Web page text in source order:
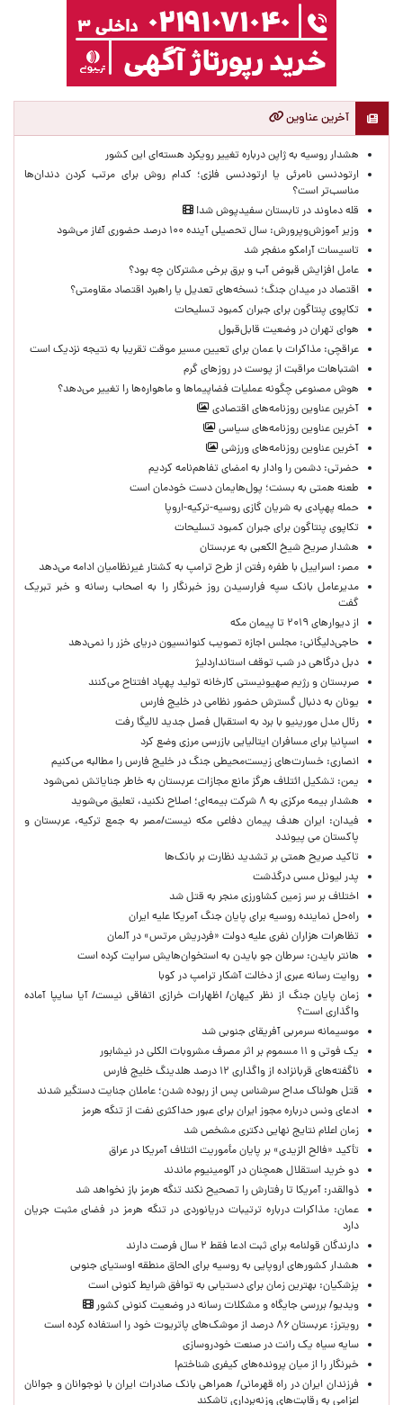
آخرین عناوین
هشدار روسیه به ژاپن درباره تغییر رویکرد هسته‌ای این کشور
ارتودنسی نامرئی یا ارتودنسی فلزی؛ کدام روش برای مرتب کردن دندان‌ها
مناسب‌تر است؟
قله دماوند در تابستان سفیدپوش شد!
وزیر آموزش‌وپرورش: سال تحصیلی آینده ۱۰۰ درصد حضوری آغاز می‌شود
تاسیسات آرامکو منفجر شد
عامل افزایش قبوض آب و برق برخی مشترکان چه بود؟
اقتصاد در میدان جنگ؛ نسخه‌های تعدیل یا راهبرد اقتصاد مقاومتی؟
تکاپوی پنتاگون برای جبران کمبود تسلیحات
هوای تهران در وضعیت قابل‌قبول
عراقچی: مذاکرات با عمان برای تعیین مسیر موقت تقریبا به نتیجه نزدیک است
اشتباهات مراقبت از پوست در روزهای گرم
هوش مصنوعی چگونه عملیات فضاپیماها و ماهواره‌ها را تغییر می‌دهد؟
آخرین عناوین روزنامه‌های اقتصادی
آخرین عناوین روزنامه‌های سیاسی
آخرین عناوین روزنامه‌های ورزشی
حضرتی: دشمن را وادار به امضای تفاهم‌نامه کردیم
طعنه همتی به بسنت؛ پول‌هایمان دست خودمان است
حمله پهپادی به شریان گازی روسیه-ترکیه-اروپا
تکاپوی پنتاگون برای جبران کمبود تسلیحات
هشدار صریح شیخ الکعبی به عربستان
مصر: اسراییل با طفره رفتن از طرح ترامپ به کشتار غیرنظامیان ادامه می‌دهد
مدیرعامل بانک سپه فرارسیدن روز خبرنگار را به اصحاب رسانه و خبر تبریک
گفت
از دیوارهای ۲۰۱۹ تا پیمان مکه
حاجی‌دلیگانی: مجلس اجازه تصویب کنوانسیون دریای خزر را نمی‌دهد
دبل درگاهی در شب توقف استانداردلیژ
صربستان و رژیم صهیونیستی کارخانه تولید پهپاد افتتاح می‌کنند
یونان به دنبال گسترش حضور نظامی در خلیج فارس
رئال مدل مورینیو با برد به استقبال فصل جدید لالیگا رفت
اسپانیا برای مسافران ایتالیایی بازرسی مرزی وضع کرد
انصاری: خسارت‌های زیست‌محیطی جنگ در خلیج فارس را مطالبه‌ می‌کنیم
یمن: تشکیل ائتلاف هرگز مانع مجازات عربستان به خاطر جنایاتش نمی‌شود
هشدار بیمه مرکزی به ۸ شرکت بیمه‌ای؛ اصلاح نکنید، تعلیق می‌شوید
فیدان: ایران هدف پیمان دفاعی مکه نیست/مصر به جمع ترکیه، عربستان و
پاکستان می پیوندد
تاکید صریح همتی بر تشدید نظارت بر بانک‌ها
پدر لیونل مسی درگذشت
اختلاف بر سر زمین کشاورزی منجر به قتل شد
راه‌حل نماینده روسیه برای پایان جنگ آمریکا علیه ایران
تظاهرات هزاران نفری علیه دولت «فردریش مرتس» در آلمان
هانتر بایدن: سرطان جو بایدن به استخوان‌هایش سرایت کرده است
روایت رسانه عبری از دخالت آشکار ترامپ در کوبا
زمان پایان جنگ از نظر کیهان/ اظهارات خرازی اتفاقی نیست/ آیا سایپا آماده
واگذاری است؟
موسیمانه سرمربی آفریقای جنوبی شد
یک فوتی و ۱۱ مسموم بر اثر مصرف مشروبات الکلی در نیشابور
ناگفته‌های قربانزاده از واگذاری ۱۲ درصد هلدینگ خلیج فارس
قتل هولناک مداح سرشناس پس از ربوده شدن؛ عاملان جنایت دستگیر شدند
ادعای ونس درباره مجوز ایران برای عبور حداکثری نفت از تنگه هرمز
زمان اعلام نتایج نهایی دکتری مشخص شد
تأکید «فالح الزیدی» بر پایان مأموریت ائتلاف آمریکا در عراق
دو خرید استقلال همچنان در آلومینیوم ماندند
ذوالقدر: آمریکا تا رفتارش را تصحیح نکند تنگه هرمز باز نخواهد شد
عمان: مذاکرات درباره ترتیبات دریانوردی در تنگه هرمز در فضای مثبت جریان
دارد
دارندگان قولنامه برای ثبت ادعا فقط ۲ سال فرصت دارند
هشدار کشورهای اروپایی به روسیه برای الحاق منطقه اوستیای جنوبی
پزشکیان‌: بهترین زمان برای دستیابی به توافق شرایط کنونی است
ویدیو/ بررسی جایگاه و مشکلات رسانه در وضعیت کنونی کشور
رویترز: عربستان ۸۶ درصد از موشک‌های پاتریوت خود را استفاده کرده است
سایه سیاه یک رانت در صنعت خودروسازی
خبرنگار را از میان پرونده‌های کیفری شناختم!
​فرزندان ایران در راه قهرمانی/ همراهی بانک صادرات ایران با نوجوانان و جوانان
اعزامی به رقابت‌های وزنه‌برداری تاشکند